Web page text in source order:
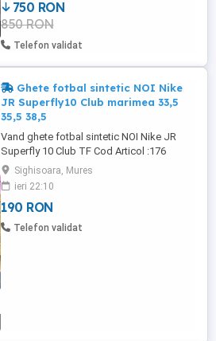
metalică robustă și șinele din aluminiu
reglabile pentru fixarea roților. Capacitate:
Modelul ...
750 RON
850 RON
Telefon validat
Ghete fotbal sintetic NOI Nike
JR Superfly10 Club marimea 33,5
35,5 38,5
Vand ghete fotbal sintetic NOI Nike JR
Superfly 10 Club TF Cod Articol :176
Marimi Disponibile : -33,5 (EUR 33,5 UK 1,5
US 2 Y )Interiorul masoara 21 cm -35,5 (
EUR 35,5 UK 3 .US 3,5Y )Interiorul masoara
22,5 cm -38,5 ( EUR 38,5 UK 5,5 .US 6 Y
)Interiorul masoara 24 cm Ghetele sunt
Sighisoara, Mures
ieri 22:10
190 RON
Telefon validat